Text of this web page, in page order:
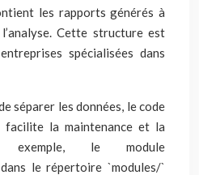
les rapports générés à
Cette structure est
spécialisées dans
séparer les données, le code
la maintenance et la
exemple, le module
le répertoire `modules/`